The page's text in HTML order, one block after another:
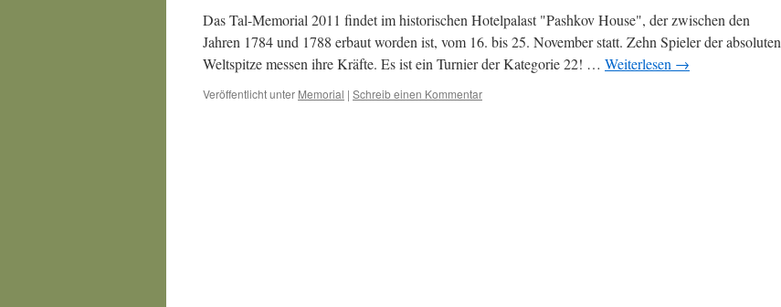
Das Tal-Memorial 2011 findet im historischen Hotelpalast "Pashkov House", der zwischen den
Jahren 1784 und 1788 erbaut worden ist, vom 16. bis 25. November statt. Zehn Spieler der absoluten
Weltspitze messen ihre Kräfte. Es ist ein Turnier der Kategorie 22! … Weiterlesen →
Veröffentlicht unter Memorial | Schreib einen Kommentar